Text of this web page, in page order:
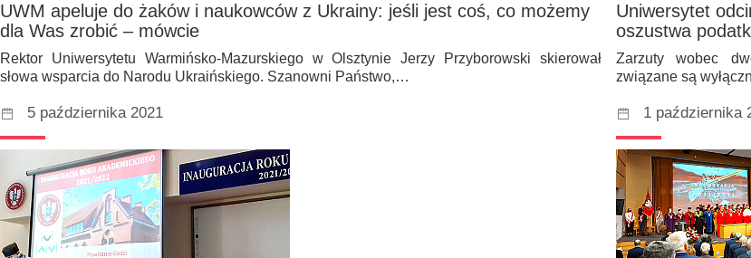
UWM apeluje do żaków i naukowców z Ukrainy: jeśli jest coś, co możemy
dla Was zrobić – mówcie
Rektor Uniwersytetu Warmińsko-Mazurskiego w Olsztynie Jerzy Przyborowski skierował
słowa wsparcia do Narodu Ukraińskiego. Szanowni Państwo,…
Uniwersytet
oszustwa
Zarzuty wobec
związane są
5 października 2021 1 października